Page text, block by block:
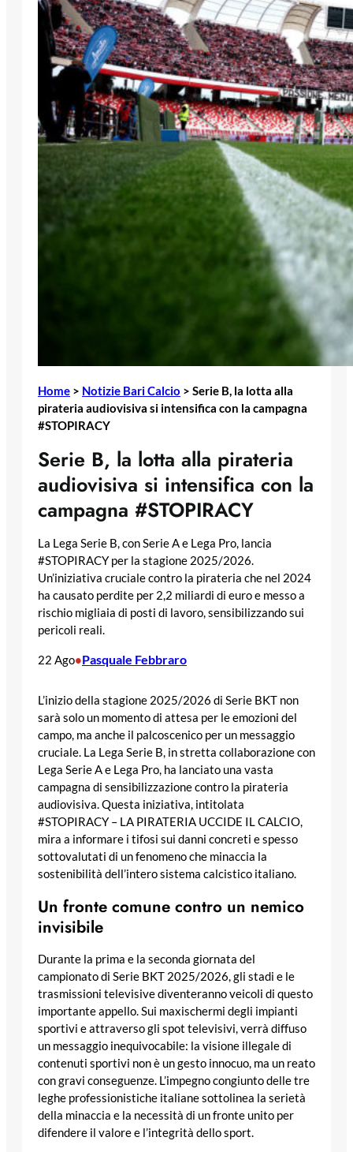
Home > Notizie Bari Calcio > Serie B, la lotta alla
pirateria audiovisiva si intensifica con la campagna
#STOPIRACY
Serie B, la lotta alla pirateria
audiovisiva si intensifica con la
campagna #STOPIRACY
La Lega Serie B, con Serie A e Lega Pro, lancia
#STOPIRACY per la stagione 2025/2026.
Un’iniziativa cruciale contro la pirateria che nel 2024
ha causato perdite per 2,2 miliardi di euro e messo a
rischio migliaia di posti di lavoro, sensibilizzando sui
pericoli reali.
22 Ago•Pasquale Febbraro
L’inizio della stagione 2025/2026 di Serie BKT non
sarà solo un momento di attesa per le emozioni del
campo, ma anche il palcoscenico per un messaggio
cruciale. La Lega Serie B, in stretta collaborazione con
Lega Serie A e Lega Pro, ha lanciato una vasta
campagna di sensibilizzazione contro la pirateria
audiovisiva. Questa iniziativa, intitolata
#STOPIRACY – LA PIRATERIA UCCIDE IL CALCIO,
mira a informare i tifosi sui danni concreti e spesso
sottovalutati di un fenomeno che minaccia la
sostenibilità dell’intero sistema calcistico italiano.
Un fronte comune contro un nemico
invisibile
Durante la prima e la seconda giornata del
campionato di Serie BKT 2025/2026, gli stadi e le
trasmissioni televisive diventeranno veicoli di questo
importante appello. Sui maxischermi degli impianti
sportivi e attraverso gli spot televisivi, verrà diffuso
un messaggio inequivocabile: la visione illegale di
contenuti sportivi non è un gesto innocuo, ma un reato
con gravi conseguenze. L’impegno congiunto delle tre
leghe professionistiche italiane sottolinea la serietà
della minaccia e la necessità di un fronte unito per
difendere il valore e l’integrità dello sport.